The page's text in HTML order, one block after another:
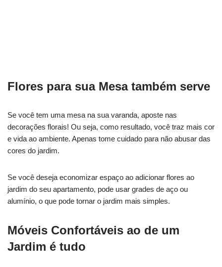
Flores para sua Mesa também serve
Se você tem uma mesa na sua varanda, aposte nas
decorações florais! Ou seja, como resultado, você traz mais cor
e vida ao ambiente. Apenas tome cuidado para não abusar das
cores do jardim.
Se você deseja economizar espaço ao adicionar flores ao
jardim do seu apartamento, pode usar grades de aço ou
alumínio, o que pode tornar o jardim mais simples.
Móveis Confortáveis ao de um
Jardim é tudo